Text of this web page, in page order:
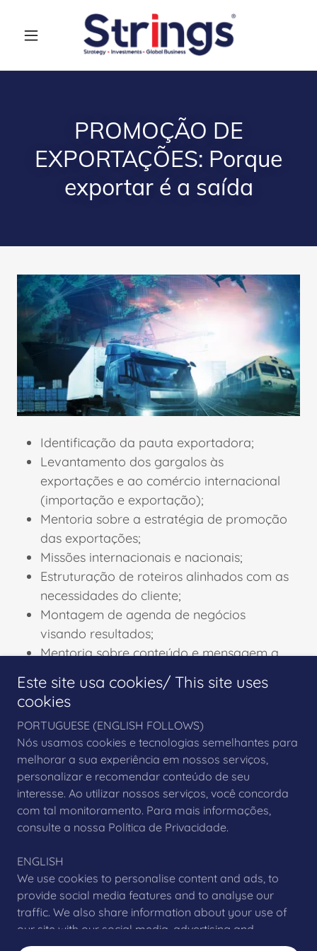
PROMOÇÃO DE
EXPORTAÇÕES: Porque
exportar é a saída
Identificação da pauta exportadora;
Levantamento dos gargalos às
exportações e ao comércio internacional
(importação e exportação);
Mentoria sobre a estratégia de promoção
das exportações;
Missões internacionais e nacionais;
Estruturação de roteiros alinhados com as
necessidades do cliente;
Montagem de agenda de negócios
visando resultados;
Mentoria sobre conteúdo e mensagem a
ser comunicada ao público-alvo;
Estratégia de abertura de novos
mercados e internacionalização.
Mais Serviços
Todos os direitos reservados.
Este site usa cookies/ This site uses
cookies
PORTUGUESE (ENGLISH FOLLOWS)
Nós usamos cookies e tecnologias semelhantes para
melhorar a sua experiência em nossos serviços,
personalizar e recomendar conteúdo de seu
interesse. Ao utilizar nossos serviços, você concorda
com tal monitoramento. Para mais informações,
consulte a nossa Política de Privacidade.
ENGLISH
We use cookies to personalise content and ads, to
provide social media features and to analyse our
traffic. We also share information about your use of
our site with our social media, advertising and
analytics partners who may combine it with other